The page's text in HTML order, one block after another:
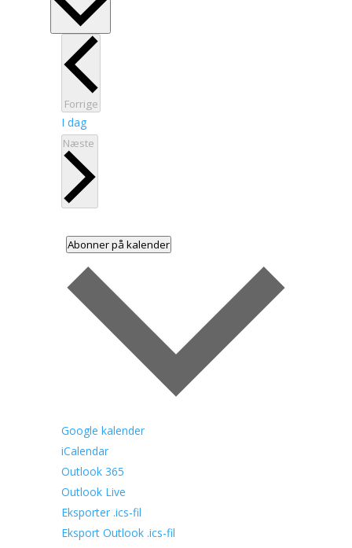
ForrigeBegivenheder
I dag
Næste
Abonner på kalender
Google kalender
iCalendar
Outlook 365
Outlook Live
Eksporter .ics-fil
Eksport Outlook .ics-fil